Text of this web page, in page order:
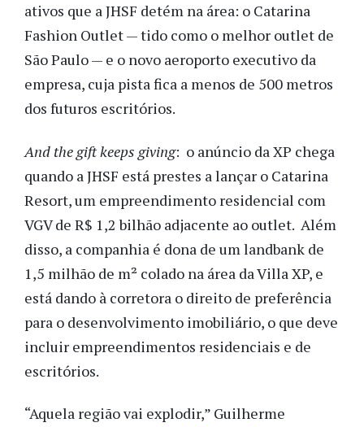
ativos que a JHSF detém na área: o Catarina
Fashion Outlet — tido como o melhor outlet de
São Paulo — e o novo aeroporto executivo da
empresa, cuja pista fica a menos de 500 metros
dos futuros escritórios.
And the gift keeps giving: o anúncio da XP chega
quando a JHSF está prestes a lançar o Catarina
Resort, um empreendimento residencial com
VGV de R$ 1,2 bilhão adjacente ao outlet. Além
disso, a companhia é dona de um landbank de
1,5 milhão de m² colado na área da Villa XP, e
está dando à corretora o direito de preferência
para o desenvolvimento imobiliário, o que deve
incluir empreendimentos residenciais e de
escritórios.
“Aquela região vai explodir,” Guilherme